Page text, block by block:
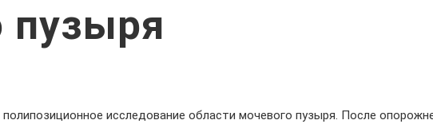
пузыря
исследование области мочевого пузыря. После